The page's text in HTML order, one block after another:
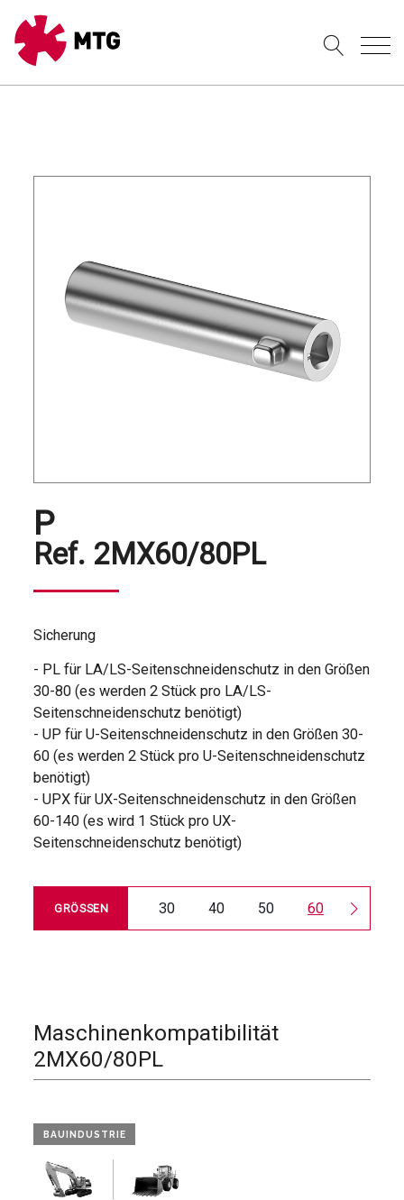
P
Ref. 2MX60/80PL
Sicherung
- PL für LA/LS-Seitenschneidenschutz in den Größen
30-80 (es werden 2 Stück pro LA/LS-
Seitenschneidenschutz benötigt)
- UP für U-Seitenschneidenschutz in den Größen 30-
60 (es werden 2 Stück pro U-Seitenschneidenschutz
benötigt)
- UPX für UX-Seitenschneidenschutz in den Größen
60-140 (es wird 1 Stück pro UX-
Seitenschneidenschutz benötigt)
GRÖSSEN 30 40 50 60 65
Maschinenkompatibilität
2MX60/80PL
BAUINDUSTRIE